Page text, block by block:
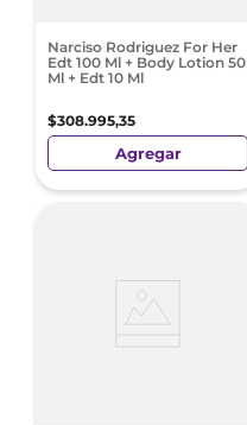
Narciso Rodriguez For Her
Edt 100 Ml + Body Lotion 50
Ml + Edt 10 Ml
$308.995,35
Agregar